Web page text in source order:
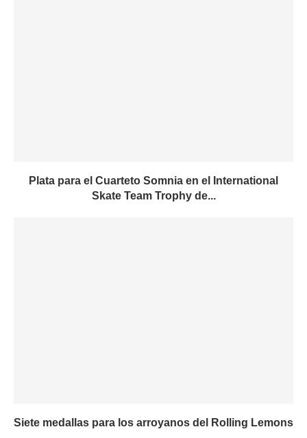
Plata para el Cuarteto Somnia en el International
Skate Team Trophy de...
Siete medallas para los arroyanos del Rolling Lemons